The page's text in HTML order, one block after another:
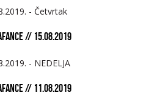
// 15.08.2019
// 11.08.2019